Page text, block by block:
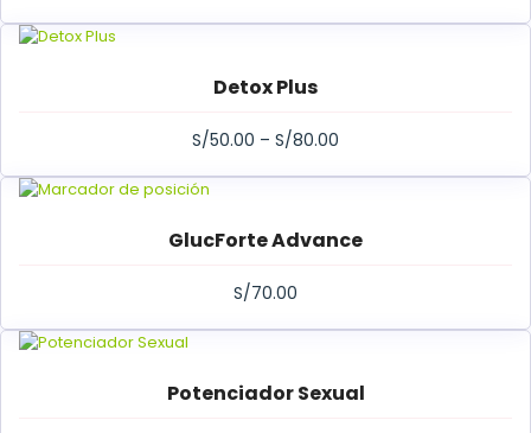
Detox Plus
S/50.00 – S/80.00
GlucForte Advance
S/70.00
Potenciador Sexual